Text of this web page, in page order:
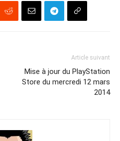
Article suivant
Mise à jour du PlayStation
Store du mercredi 12 mars
2014